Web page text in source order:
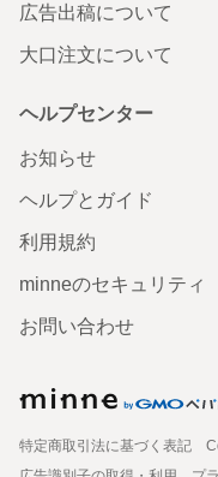
広告出稿について
大口注文について
ヘルプセンター
お知らせ
ヘルプとガイド
利用規約
minneのセキュリティ
お問い合わせ
特定商取引法に基づく表記